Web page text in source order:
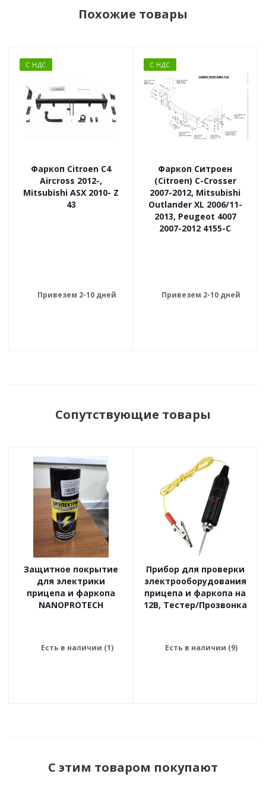
Похожие товары
С НДС
Фаркоп Citroen C4
Aircross 2012-,
Mitsubishi ASX 2010- Z
43
Привезем 2-10 дней
С НДС
Фаркоп Ситроен
(Citroen) C-Crosser
2007-2012, Mitsubishi
Outlander XL 2006/11-
2013, Peugeot 4007
2007-2012 4155-C
Привезем 2-10 дней
Сопутствующие товары
Защитное покрытие
для электрики
прицепа и фаркопа
NANOPROTECH
Есть в наличии (1)
Прибор для проверки
электрооборудования
прицепа и фаркопа на
12В, Тестер/Прозвонка
Есть в наличии (9)
С этим товаром покупают